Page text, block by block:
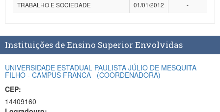
TRABALHO E SOCIEDADE
01/01/2012 -
Instituições de Ensino Superior Envolvidas
UNIVERSIDADE ESTADUAL PAULISTA JÚLIO DE MESQUITA
FILHO - CAMPUS FRANCA
(COORDENADORA)
CEP:
14409160